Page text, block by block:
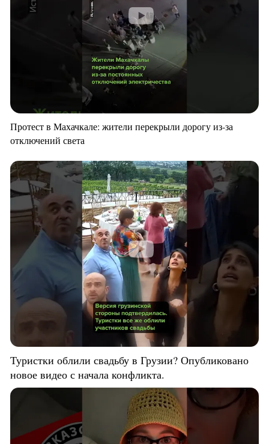
Протест в Махачкале: жители перекрыли дорогу из-за
отключений света
Туристки облили свадьбу в Грузии? Опубликовано
новое видео с начала конфликта.